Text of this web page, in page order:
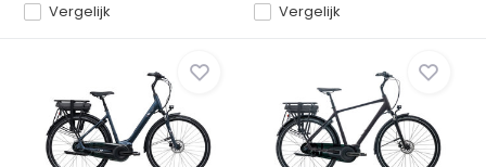
Vergelijk Vergelijk